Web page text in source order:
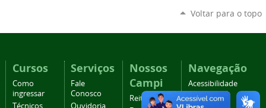
Voltar para o topo
Cursos
Como
ingressar
Serviços
Fale
Conosco
Nossos
Campi
Reitoria
Navegação
Acessibilidade
Mapa do